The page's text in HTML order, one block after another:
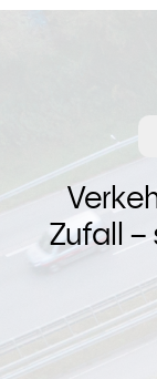
Zufall –